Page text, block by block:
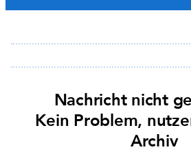
Nachricht nicht
Kein Problem,
Archiv